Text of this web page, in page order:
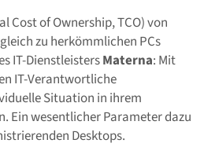
Cost of Ownership, TCO) von
zu herkömmlichen PCs
IT-DienstleistersMaterna: Mit
IT-Verantwortliche
Situation in ihrem
Ein wesentlicher Parameter dazu
Desktops.